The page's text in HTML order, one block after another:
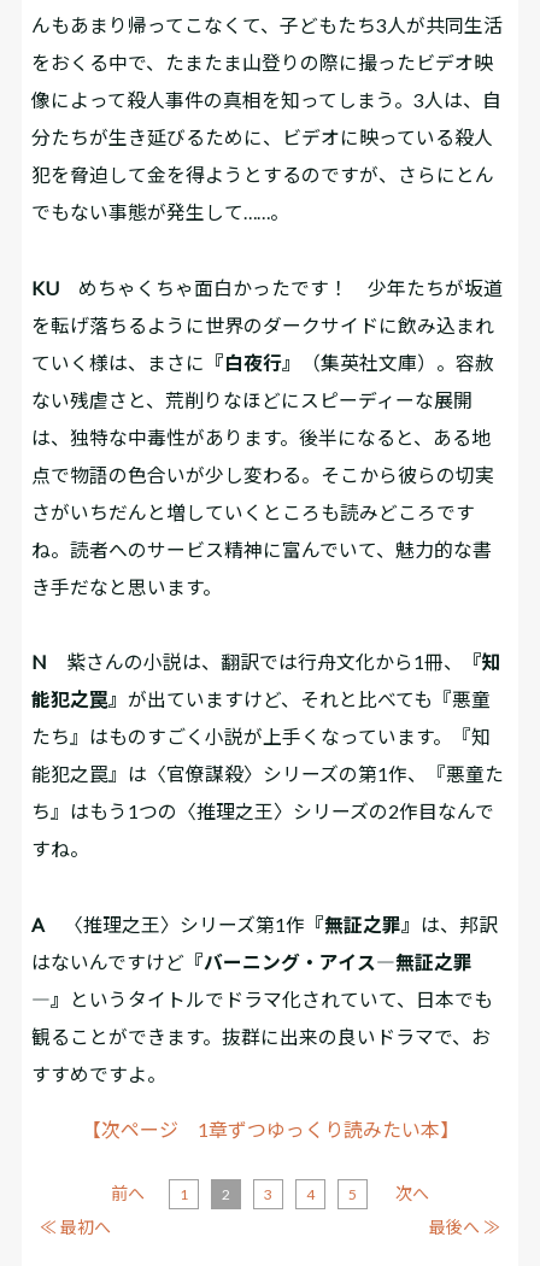
んもあまり帰ってこなくて、子どもたち3人が共同生活
をおくる中で、たまたま山登りの際に撮ったビデオ映
像によって殺人事件の真相を知ってしまう。3人は、自
分たちが生き延びるために、ビデオに映っている殺人
犯を脅迫して金を得ようとするのですが、さらにとん
でもない事態が発生して……。
KU めちゃくちゃ面白かったです！ 少年たちが坂道
を転げ落ちるように世界のダークサイドに飲み込まれ
ていく様は、まさに 『白夜行』
（集英社文庫）。容赦
ない残虐さと、荒削りなほどにスピーディーな展開
は、独特な中毒性があります。後半になると、ある地
点で物語の色合いが少し変わる。そこから彼らの切実
さがいちだんと増していくところも読みどころです
ね。読者へのサービス精神に富んでいて、魅力的な書
き手だなと思います。
N 紫さんの小説は、翻訳では行舟文化から1冊、
『知
能犯之罠』が出ていますけど、それと比べても『悪童
たち』はものすごく小説が上手くなっています。『知
能犯之罠』は〈官僚謀殺〉シリーズの第1作、『悪童た
ち』はもう1つの〈推理之王〉シリーズの2作目なんで
すね。
A 〈推理之王〉シリーズ第1作 『無証之罪』 は、邦訳
はないんですけど 『バーニング・アイス―無証之罪
―』
というタイトルでドラマ化されていて、日本でも
観ることができます。抜群に出来の良いドラマで、お
すすめですよ。
【次ページ 1章ずつゆっくり読みたい本】
≪ 最初へ
前へ 1 2 3 4 5
次へ
最後へ ≫